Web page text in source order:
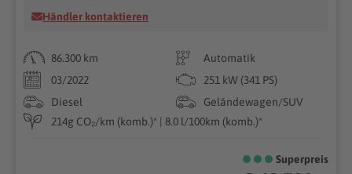
Händler kontaktieren
86.300 km
Automatik
03/2022
251 kW (341 PS)
Diesel
Geländewagen/SUV
214g CO₂/km (komb.)* | 8.0 l/100km (komb.)*
Superpreis